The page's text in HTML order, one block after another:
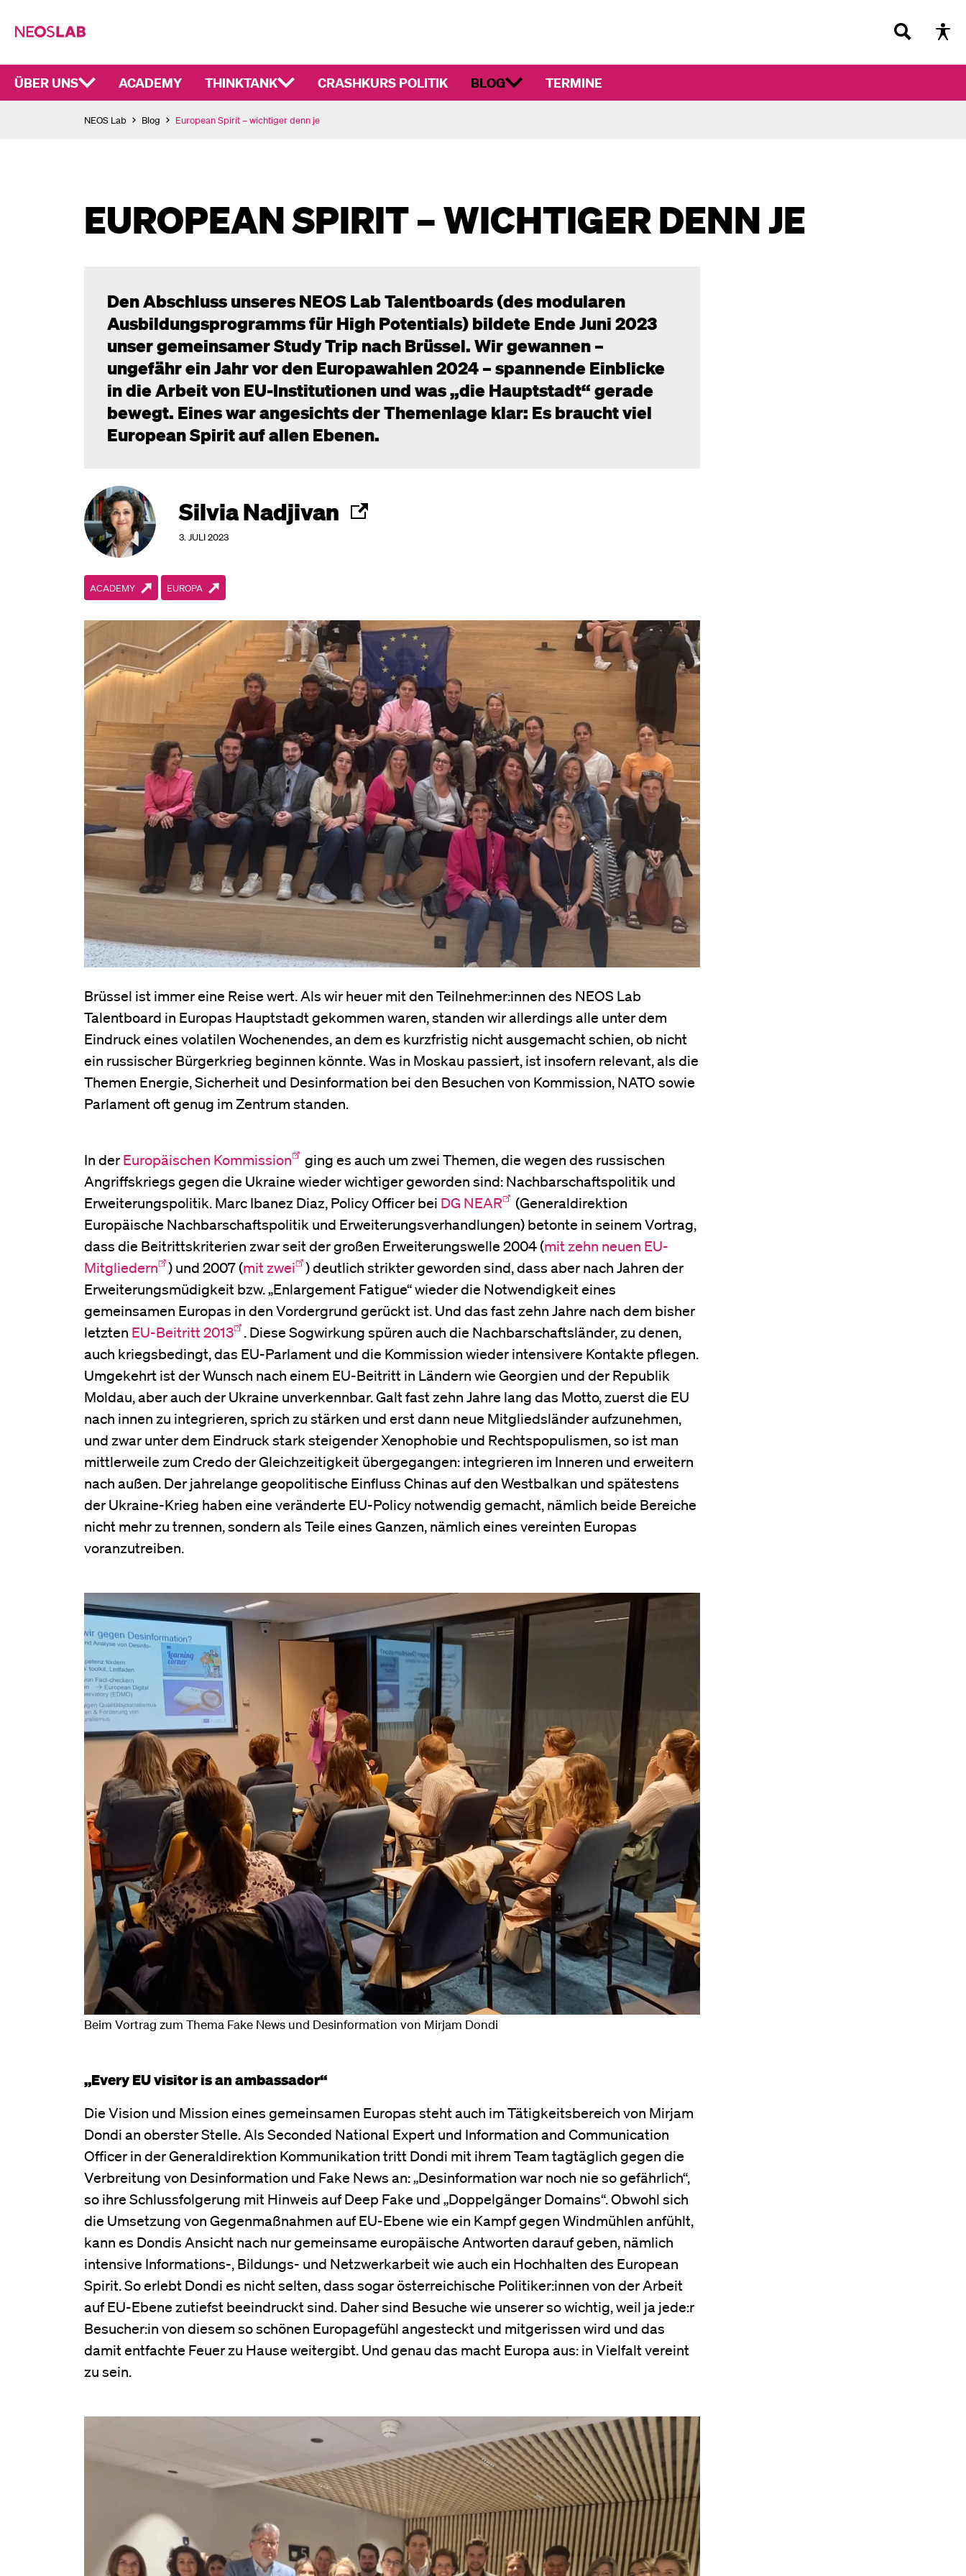
ÜBER UNS ACADEMY THINKTANK CRASHKURS POLITIK BLOG TERMINE
NEOS Lab Blog European Spirit – wichtiger denn je
EUROPEAN SPIRIT – WICHTIGER DENN JE
Den Abschluss unseresNEOS Lab Talentboards(des modularen
Ausbildungsprogramms für High Potentials) bildete Ende Juni 2023
unser gemeinsamer Study Trip nach Brüssel. Wir gewannen –
ungefähr ein Jahr vor den Europawahlen 2024 – spannende Einblicke
in die Arbeit von EU-Institutionen und was „die Hauptstadt“ gerade
bewegt. Eines war angesichts der Themenlage klar: Es braucht viel
European Spirit auf allen Ebenen.
Silvia Nadjivan
3. JULI 2023
ACADEMY EUROPA
Brüssel ist immer eine Reise wert. Als wir heuer mit den Teilnehmer:innen des NEOS Lab
Talentboard in Europas Hauptstadt gekommen waren, standen wir allerdings alle unter dem
Eindruck eines volatilen Wochenendes, an dem es kurzfristig nicht ausgemacht schien, ob nicht
ein russischer Bürgerkrieg beginnen könnte. Was in Moskau passiert, ist insofern relevant, als die
Themen Energie, Sicherheit und Desinformation bei den Besuchen von Kommission, NATO sowie
Parlament oft genug im Zentrum standen.
In derEuropäischen Kommission
ging es auch um zwei Themen, die wegen des russischen
Angriffskriegs gegen die Ukraine wieder wichtiger geworden sind: Nachbarschaftspolitik und
Erweiterungspolitik. Marc Ibanez Diaz, Policy Officer bei DG NEAR
(Generaldirektion
Europäische Nachbarschaftspolitik und Erweiterungsverhandlungen) betonte in seinem Vortrag,
dass die Beitrittskriterien zwar seit der großen Erweiterungswelle 2004 (mit zehn neuen EU-
Mitgliedern ) und 2007 (mit zwei ) deutlich strikter geworden sind, dass aber nach Jahren der
Erweiterungsmüdigkeit bzw. „Enlargement Fatigue“ wieder die Notwendigkeit eines
gemeinsamen Europas in den Vordergrund gerückt ist. Und das fast zehn Jahre nach dem bisher
letzten EU-Beitritt 2013 . Diese Sogwirkung spüren auch die Nachbarschaftsländer, zu denen,
auch kriegsbedingt, das EU-Parlament und die Kommission wieder intensivere Kontakte pflegen.
Umgekehrt ist der Wunsch nach einem EU-Beitritt in Ländern wie Georgien und der Republik
Moldau, aber auch der Ukraine unverkennbar. Galt fast zehn Jahre lang das Motto, zuerst die EU
nach innen zu integrieren, sprich zu stärken und erst dann neue Mitgliedsländer aufzunehmen,
und zwar unter dem Eindruck stark steigender Xenophobie und Rechtspopulismen, so ist man
mittlerweile zum Credo der Gleichzeitigkeit übergegangen: integrieren im Inneren und erweitern
nach außen. Der jahrelange geopolitische Einfluss Chinas auf den Westbalkan und spätestens
der Ukraine-Krieg haben eine veränderte EU-Policy notwendig gemacht, nämlich beide Bereiche
nicht mehr zu trennen, sondern als Teile eines Ganzen, nämlich eines vereinten Europas
voranzutreiben.
Beim Vortrag zum Thema Fake News und Desinformation von Mirjam Dondi
„Every EU visitor is an ambassador“
Die Vision und Mission eines gemeinsamen Europas steht auch im Tätigkeitsbereich von Mirjam
Dondi an oberster Stelle. Als Seconded National Expert und Information and Communication
Officer in der Generaldirektion Kommunikation tritt Dondi mit ihrem Team tagtäglich gegen die
Verbreitung von Desinformation und Fake News an: „Desinformation war noch nie so gefährlich“,
so ihre Schlussfolgerung mit Hinweis auf Deep Fake und „Doppelgänger Domains“. Obwohl sich
die Umsetzung von Gegenmaßnahmen auf EU-Ebene wie ein Kampf gegen Windmühlen anfühlt,
kann es Dondis Ansicht nach nur gemeinsame europäische Antworten darauf geben, nämlich
intensive Informations-, Bildungs- und Netzwerkarbeit wie auch ein Hochhalten des European
Spirit. So erlebt Dondi es nicht selten, dass sogar österreichische Politiker:innen von der Arbeit
auf EU-Ebene zutiefst beeindruckt sind. Daher sind Besuche wie unserer so wichtig, weil ja jede:r
Besucher:in von diesem so schönen Europagefühl angesteckt und mitgerissen wird und das
damit entfachte Feuer zu Hause weitergibt. Und genau das macht Europa aus: in Vielfalt vereint
zu sein.